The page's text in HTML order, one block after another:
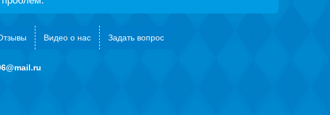
Видео о нас Задать вопрос